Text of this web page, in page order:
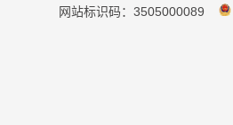
网站标识码：3505000089